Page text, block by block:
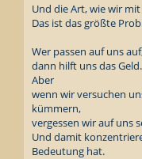
Und die Art, wie wir
Das ist das größte
Wer passen auf uns
dann hilft uns das Geld.
Aber
wenn wir versuchen
kümmern,
vergessen wir auf uns
Und damit
Bedeutung hat.